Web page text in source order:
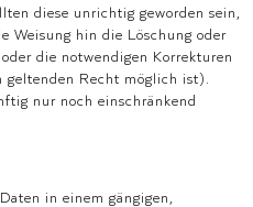
diese unrichtig geworden sein,
Weisung hin die Löschung oder
die notwendigen Korrekturen
Recht möglich ist).
nur noch einschränkend
in einem gängigen,